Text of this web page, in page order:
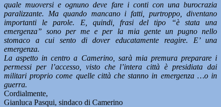
quale muoversi e ognuno deve fare i conti con una burocrazia
paralizzante. Ma quando mancano i fatti, purtroppo, diventano
importanti le parole. E, quindi, frasi del tipo “è stata una
emergenza” sono per me e per la mia gente un pugno nello
stomaco a cui sento di dover educatamente reagire. E’ una
emergenza.
La aspetto in centro a Camerino, sarà mia premura preparare i
permessi per l’accesso, visto che l’intera città è presidiata dai
militari proprio come quelle città che stanno in emergenza …o in
guerra.
Cordialmente,
Gianluca Pasqui, sindaco di Camerino